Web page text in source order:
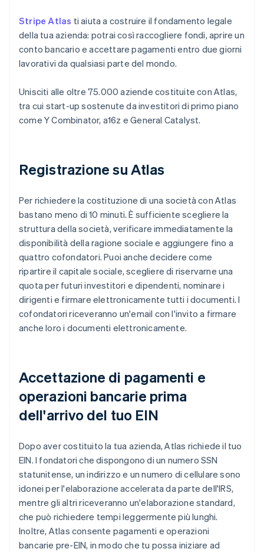
Stripe Atlas ti aiuta a costruire il fondamento legale
della tua azienda: potrai così raccogliere fondi, aprire un
conto bancario e accettare pagamenti entro due giorni
lavorativi da qualsiasi parte del mondo.
Unisciti alle oltre 75.000 aziende costituite con Atlas,
tra cui start-up sostenute da investitori di primo piano
come Y Combinator, a16z e General Catalyst.
Registrazione su Atlas
Per richiedere la costituzione di una società con Atlas
bastano meno di 10 minuti. È sufficiente scegliere la
struttura della società, verificare immediatamente la
disponibilità della ragione sociale e aggiungere fino a
quattro cofondatori. Puoi anche decidere come
ripartire il capitale sociale, scegliere di riservarne una
quota per futuri investitori e dipendenti, nominare i
dirigenti e firmare elettronicamente tutti i documenti. I
cofondatori riceveranno un'email con l'invito a firmare
anche loro i documenti elettronicamente.
Accettazione di pagamenti e
operazioni bancarie prima
dell'arrivo del tuo EIN
Dopo aver costituito la tua azienda, Atlas richiede il tuo
EIN. I fondatori che dispongono di un numero SSN
statunitense, un indirizzo e un numero di cellulare sono
idonei per l'elaborazione accelerata da parte dell'IRS,
mentre gli altri riceveranno un'elaborazione standard,
che può richiedere tempi leggermente più lunghi.
Inoltre, Atlas consente pagamenti e operazioni
bancarie pre-EIN, in modo che tu possa iniziare ad